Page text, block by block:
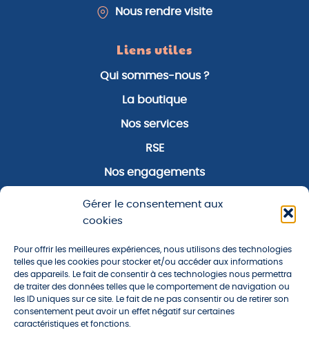
Gérer le consentement aux
cookies
Pour offrir les meilleures expériences, nous utilisons des technologies
telles que les cookies pour stocker et/ou accéder aux informations
des appareils. Le fait de consentir à ces technologies nous permettra
de traiter des données telles que le comportement de navigation ou
les ID uniques sur ce site. Le fait de ne pas consentir ou de retirer son
consentement peut avoir un effet négatif sur certaines
caractéristiques et fonctions.
Nous rendre visite
Liens utiles
Qui sommes-nous ?
La boutique
Nos services
RSE
Nos engagements
Notre actualité
À propos
Plan du site
Mentions légales